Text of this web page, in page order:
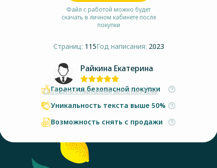
Файл с работой можно будет
скачать в личном кабинете после
покупки
Страниц: 115Год написания: 2023
Райкина Екатерина
Сообщить о нарушении авторских прав
Гарантия безопасной покупки
Уникальность текста выше 50%
Возможность снять с продажи